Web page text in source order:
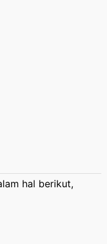
hal berikut,